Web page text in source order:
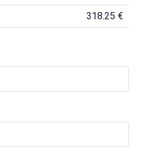
318.25 €